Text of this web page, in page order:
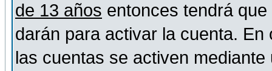
de 13 años entonces tendrá
darán para activar la cuenta.
las cuentas se activen